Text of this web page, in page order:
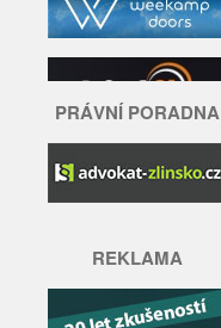
PRÁVNÍ PORADNA
REKLAMA